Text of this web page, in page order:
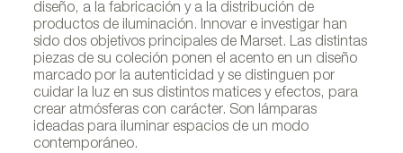
diseño, a la fabricación y a la distribución de
productos de iluminación. Innovar e investigar han
sido dos objetivos principales de Marset. Las distintas
piezas de su coleción ponen el acento en un diseño
marcado por la autenticidad y se distinguen por
cuidar la luz en sus distintos matices y efectos, para
crear atmósferas con carácter. Son lámparas
ideadas para iluminar espacios de un modo
contemporáneo.